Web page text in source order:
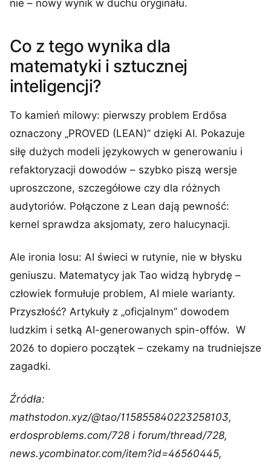
nie – nowy wynik w duchu oryginału.
Co z tego wynika dla
matematyki i sztucznej
inteligencji?
To kamień milowy: pierwszy problem Erdősa
oznaczony „PROVED (LEAN)” dzięki AI. Pokazuje
siłę dużych modeli językowych w generowaniu i
refaktoryzacji dowodów – szybko piszą wersje
uproszczone, szczegółowe czy dla różnych
audytoriów. Połączone z Lean dają pewność:
kernel sprawdza aksjomaty, zero halucynacji.
Ale ironia losu: AI świeci w rutynie, nie w błysku
geniuszu. Matematycy jak Tao widzą hybrydę –
człowiek formułuje problem, AI miele warianty.
Przyszłość? Artykuły z „oficjalnym” dowodem
ludzkim i setką AI-generowanych spin-offów. W
2026 to dopiero początek – czekamy na trudniejsze
zagadki.
Źródła:
mathstodon.xyz/@tao/115855840223258103,
erdosproblems.com/728 i forum/thread/728,
news.ycombinator.com/item?id=46560445,